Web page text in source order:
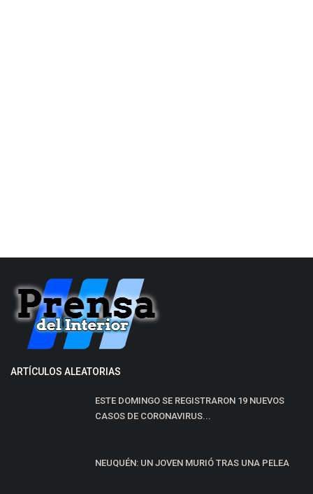
ARTÍCULOS ALEATORIAS
ESTE DOMINGO SE REGISTRARON 19 NUEVOS
CASOS DE CORONAVIRUS...
NEUQUÉN: UN JOVEN MURIÓ TRAS UNA PELEA